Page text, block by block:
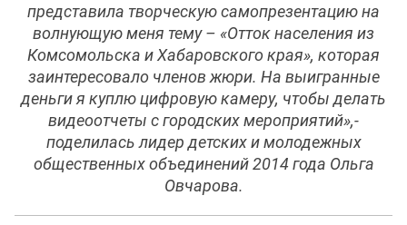
представила творческую самопрезентацию на
волнующую меня тему – «Отток населения из
Комсомольска и Хабаровского края», которая
заинтересовало членов жюри. На выигранные
деньги я куплю цифровую камеру, чтобы делать
видеоотчеты с городских мероприятий»,-
поделилась лидер детских и молодежных
общественных объединений 2014 года Ольга
Овчарова.